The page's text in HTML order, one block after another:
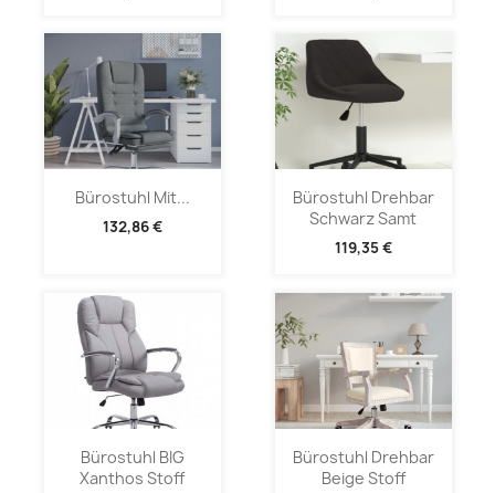
Bürostuhl Mit...
132,86 €
Bürostuhl Drehbar
Schwarz Samt
119,35 €
Bürostuhl BIG
Xanthos Stoff
Bürostuhl Drehbar
Beige Stoff